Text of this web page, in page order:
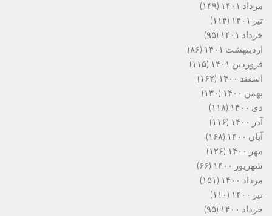
مرداد ۱۴۰۱
(۱۴۹)
تیر ۱۴۰۱
(۱۱۴)
خرداد ۱۴۰۱
(۹۵)
اردیبهشت ۱۴۰۱
(۸۶)
فروردین ۱۴۰۱
(۱۱۵)
اسفند ۱۴۰۰
(۱۶۲)
بهمن ۱۴۰۰
(۱۳۰)
دی ۱۴۰۰
(۱۱۸)
آذر ۱۴۰۰
(۱۱۶)
آبان ۱۴۰۰
(۱۶۸)
مهر ۱۴۰۰
(۱۲۶)
شهریور ۱۴۰۰
(۶۶)
مرداد ۱۴۰۰
(۱۵۱)
تیر ۱۴۰۰
(۱۱۰)
خرداد ۱۴۰۰
(۹۵)